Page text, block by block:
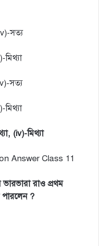
সত্য
সত্য
(iv)-মিথ্যা
Answer Class 11
রাও প্রথম
?